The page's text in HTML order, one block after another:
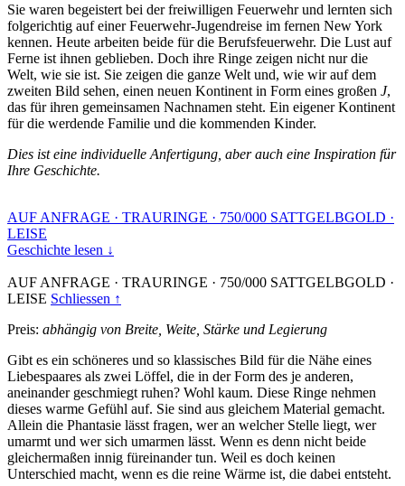
Sie waren begeistert bei der freiwilligen Feuerwehr und lernten sich
folgerichtig auf einer Feuerwehr-Jugendreise im fernen New York
kennen. Heute arbeiten beide für die Berufsfeuerwehr. Die Lust auf
Ferne ist ihnen geblieben. Doch ihre Ringe zeigen nicht nur die
Welt, wie sie ist. Sie zeigen die ganze Welt und, wie wir auf dem
zweiten Bild sehen, einen neuen Kontinent in Form eines großen J,
das für ihren gemeinsamen Nachnamen steht. Ein eigener Kontinent
für die werdende Familie und die kommenden Kinder.
Dies ist eine individuelle Anfertigung, aber auch eine Inspiration für
Ihre Geschichte.
AUF ANFRAGE · TRAURINGE · 750/000 SATTGELBGOLD ·
LEISE
Geschichte lesen ↓
AUF ANFRAGE · TRAURINGE · 750/000 SATTGELBGOLD ·
LEISE Schliessen ↑
Preis: abhängig von Breite, Weite, Stärke und Legierung
Gibt es ein schöneres und so klassisches Bild für die Nähe eines
Liebespaares als zwei Löffel, die in der Form des je anderen,
aneinander geschmiegt ruhen? Wohl kaum. Diese Ringe nehmen
dieses warme Gefühl auf. Sie sind aus gleichem Material gemacht.
Allein die Phantasie lässt fragen, wer an welcher Stelle liegt, wer
umarmt und wer sich umarmen lässt. Wenn es denn nicht beide
gleichermaßen innig füreinander tun. Weil es doch keinen
Unterschied macht, wenn es die reine Wärme ist, die dabei entsteht.